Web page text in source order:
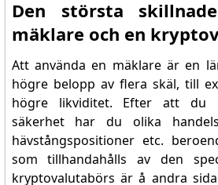
Den största
mäklare och en
Att använda en mäklare är en
högre belopp av flera skäl, till
högre likviditet. Efter att du
säkerhet har du olika
hävstångspositioner etc.
som tillhandahålls av den
kryptovalutabörs är å andra